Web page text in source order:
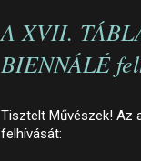
A XVII.
BIENNÁLÉ
Tisztelt Művészek! Az
felhívását: